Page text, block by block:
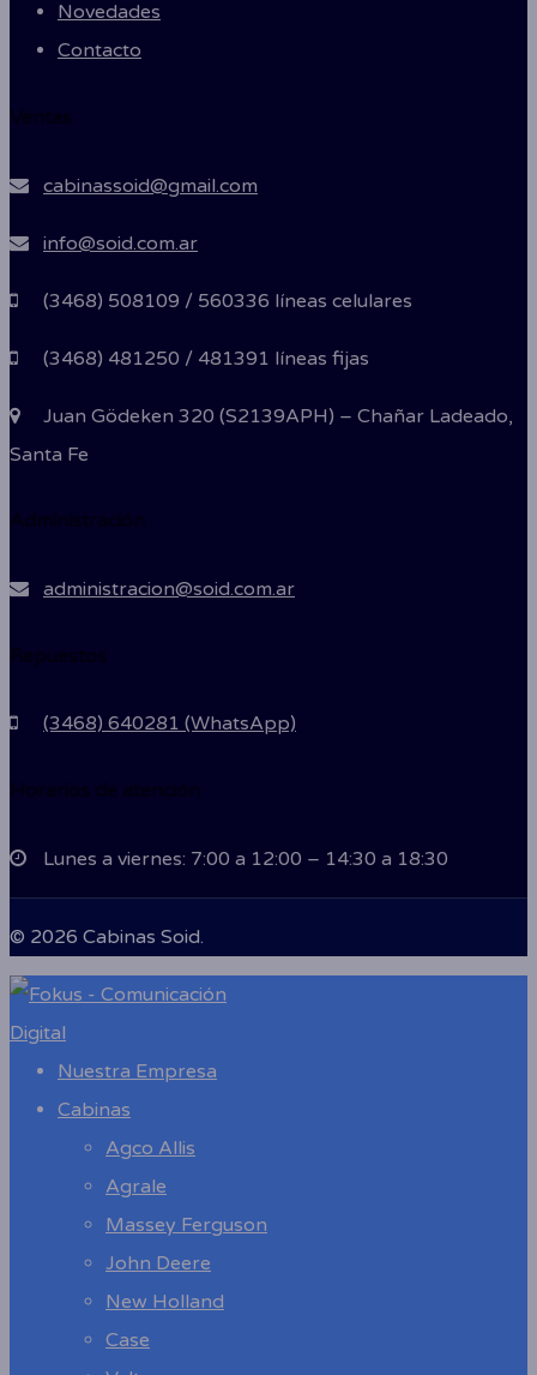
Novedades
Contacto
cabinassoid@gmail.com
info@soid.com.ar
(3468) 508109 / 560336 líneas celulares
(3468) 481250 / 481391 líneas fijas
Juan Gödeken 320 (S2139APH) – Chañar Ladeado,
Santa Fe
administracion@soid.com.ar
(3468) 640281 (WhatsApp)
Lunes a viernes: 7:00 a 12:00 – 14:30 a 18:30
© 2026 Cabinas Soid.
Close
Menu
Nuestra Empresa
Cabinas
Agco Allis
Agrale
Massey Ferguson
John Deere
New Holland
Case